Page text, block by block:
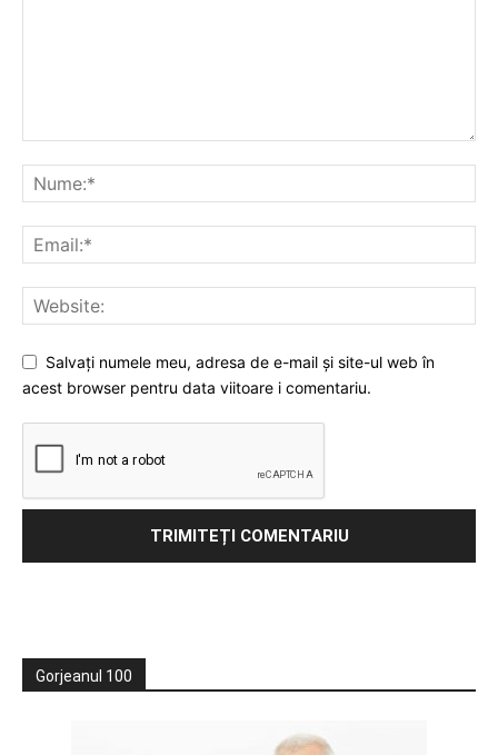
Salvați numele meu, adresa de e-mail și site-ul web în
acest browser pentru data viitoare i comentariu.
Gorjeanul 100